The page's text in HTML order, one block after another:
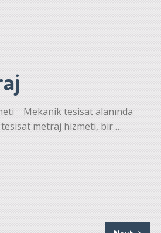
Mekanik tesisat alanında
metraj hizmeti, bir …